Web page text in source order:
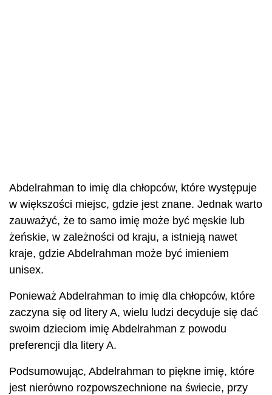
Abdelrahman to imię dla chłopców, które występuje
w większości miejsc, gdzie jest znane. Jednak warto
zauważyć, że to samo imię może być męskie lub
żeńskie, w zależności od kraju, a istnieją nawet
kraje, gdzie Abdelrahman może być imieniem
unisex.
Ponieważ Abdelrahman to imię dla chłopców, które
zaczyna się od litery A, wielu ludzi decyduje się dać
swoim dzieciom imię Abdelrahman z powodu
preferencji dla litery A.
Podsumowując, Abdelrahman to piękne imię, które
jest nierówno rozpowszechnione na świecie, przy